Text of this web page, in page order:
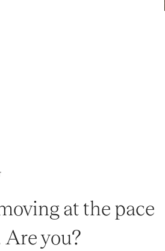
at the pace
you?